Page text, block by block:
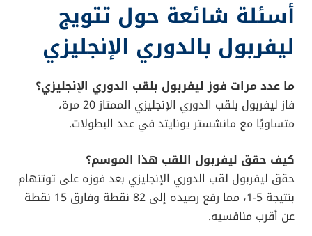
أسئلة شائعة حول تتويج
ليفربول بالدوري الإنجليزي
ما عدد مرات فوز ليفربول بلقب الدوري الإنجليزي؟
فاز ليفربول بلقب الدوري الإنجليزي الممتاز 20 مرة،
متساويًا مع مانشستر يونايتد في عدد البطولات.
كيف حقق ليفربول اللقب هذا الموسم؟
حقق ليفربول لقب الدوري الإنجليزي بعد فوزه على توتنهام
بنتيجة 5-1، مما رفع رصيده إلى 82 نقطة وفارق 15 نقطة
عن أقرب منافسيه.